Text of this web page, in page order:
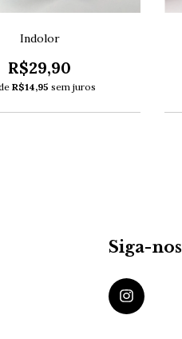
Indolor
R$29,90
R$14,95 sem juros
Siga-nos